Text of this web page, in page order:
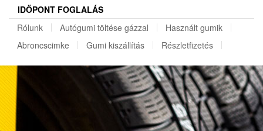
REGISZTRÁCIÓ
IDŐPONT FOGLALÁS
Rólunk
Autógumi töltése gázzal
Használt gumik
Abroncscimke
Gumi kiszállítás Részletfizetés